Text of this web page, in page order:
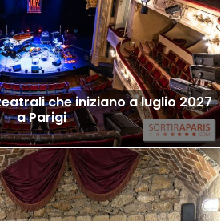
che iniziano a luglio 2027
a Parigi